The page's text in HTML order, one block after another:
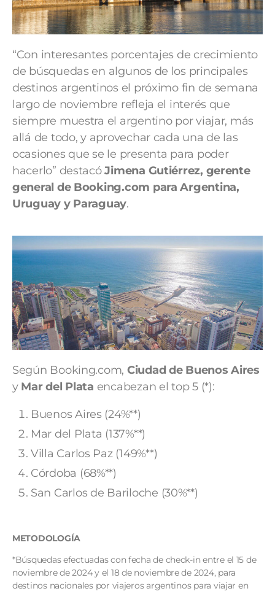
“Con interesantes porcentajes de crecimiento
de búsquedas en algunos de los principales
destinos argentinos el próximo fin de semana
largo de noviembre refleja el interés que
siempre muestra el argentino por viajar, más
allá de todo, y aprovechar cada una de las
ocasiones que se le presenta para poder
hacerlo” destacóJimena Gutiérrez, gerente
general de Booking.com para Argentina,
Uruguay y Paraguay.
Según Booking.com, Ciudad de Buenos Aires
y Mar del Plata encabezan el top 5 (*):
Buenos Aires (24%**)
Mar del Plata (137%**)
Villa Carlos Paz (149%**)
Córdoba (68%**)
San Carlos de Bariloche (30%**)
METODOLOGÍA
*Búsquedas efectuadas con fecha de check-in entre el 15 de
noviembre de 2024 y el 18 de noviembre de 2024, para
destinos nacionales por viajeros argentinos para viajar en